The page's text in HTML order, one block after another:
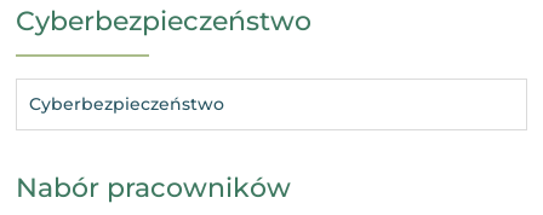
Cyberbezpieczeństwo
Cyberbezpieczeństwo
Nabór pracowników